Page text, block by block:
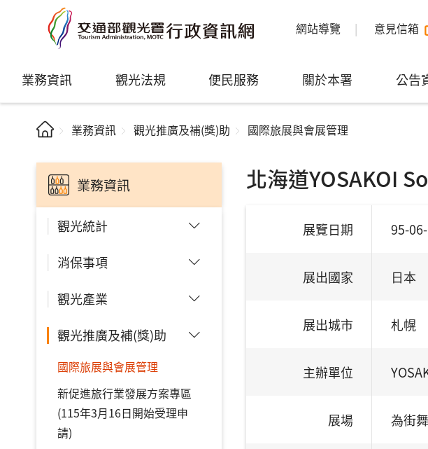
網站導覽 意見信箱
業務資訊 觀光法規 便民服務 關於本署 公告
業務資訊 觀光推廣及補(獎)助 國際旅展與會展管理
業務資訊
觀光統計
消保事項
觀光產業
觀光推廣及補(獎)助
國際旅展與會展管理
新促進旅行業發展方案專區
(115年3月16日開始受理申
請)
北海道YOSAKOI
展覽日期 95-
展出國家 日本
展出城市 札幌
主辦單位
展場 為街